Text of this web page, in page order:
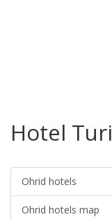
Hotel
Ohrid hotels
Ohrid hotels map